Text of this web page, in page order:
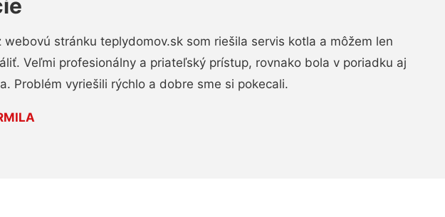
webovú stránku teplydomov.sk som riešila servis kotla a môžem len
Veľmi profesionálny a priateľský prístup, rovnako bola v poriadku aj
Problém vyriešili rýchlo a dobre sme si pokecali.